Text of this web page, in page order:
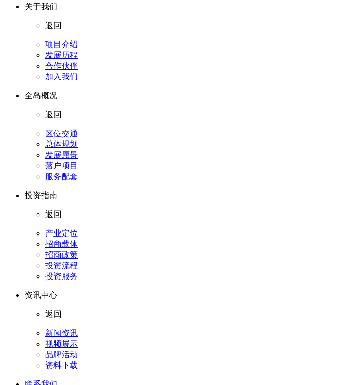
关于我们
返回
项目介绍
发展历程
合作伙伴
加入我们
全岛概况
返回
区位交通
总体规划
发展愿景
落户项目
服务配套
投资指南
返回
产业定位
招商载体
招商政策
投资流程
投资服务
资讯中心
返回
新闻资讯
视频展示
品牌活动
资料下载